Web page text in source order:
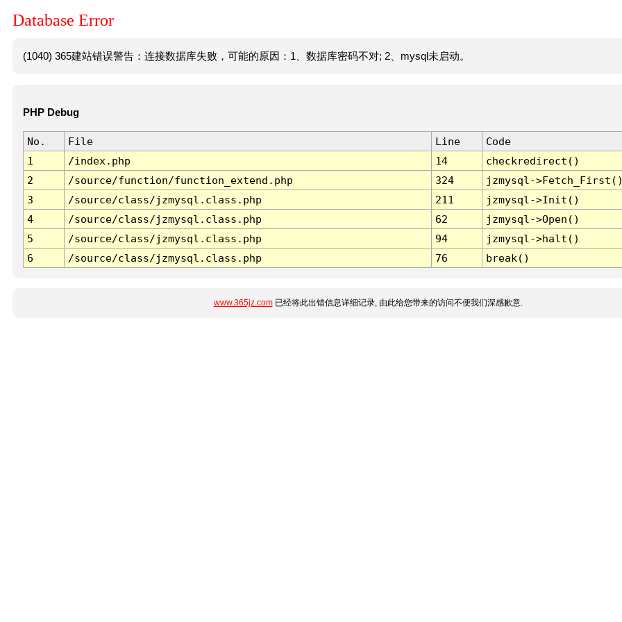
Database Error
(1040) 365建站错误警告：连接数据库失败，可能的原因：1、数据库密码不对; 2、mysql未启动。
PHP Debug
No. File Line
Code
1
/index.php 14
checkredirect()
2
/source/function/function_extend.php 324
jzmysql-
3
/source/class/jzmysql.class.php 211
jzmysql->Init()
4
/source/class/jzmysql.class.php 62
jzmysql->Open()
5
/source/class/jzmysql.class.php 94
jzmysql->halt()
6
/source/class/jzmysql.class.php 76 break()
www.365jz.com已经将此出错信息详细记录, 由此给您带来的访问不便我们深感歉意.